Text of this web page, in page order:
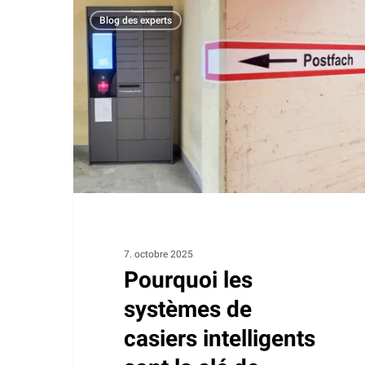
Pourquoi
les
systèmes
casiers
intelligents
sont
la
environnements
modernes
Blog des experts
7. octobre 2025
Pourquoi les
systèmes de
casiers intelligents